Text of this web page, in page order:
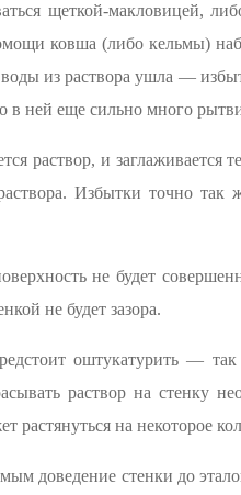
щеткой-макловицей,
ковша (либо кельмы)
воды из раствора ушла —
в ней еще сильно много
раствор, и
Избытки точно так
не будет
не будет зазора.
оштукатурить —
раствор на стенку
растянуться на некоторое
доведение стенки до